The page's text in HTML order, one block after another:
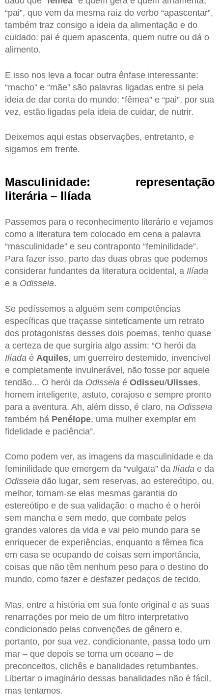
“pai”, que vem da mesma raiz do verbo “apascentar”,
também traz consigo a ideia da alimentação e do
cuidado: pai é quem apascenta, quem nutre ou dá o
alimento.
E isso nos leva a focar outra ênfase interessante:
“macho” e “mãe” são palavras ligadas entre si pela
ideia de dar conta do mundo; “fêmea” e “pai”, por sua
vez, estão ligadas pela ideia de cuidar, de nutrir.
Deixemos aqui estas observações, entretanto, e
sigamos em frente.
Masculinidade: representação
literária – Ilíada
Passemos para o reconhecimento literário e vejamos
como a literatura tem colocado em cena a palavra
“masculinidade” e seu contraponto “feminilidade”.
Para fazer isso, parto das duas obras que podemos
considerar fundantes da literatura ocidental, a Ilíada
e a Odisseia.
Se pedíssemos a alguém sem competências
específicas que traçasse sinteticamente um retrato
dos protagonistas desses dois poemas, tenho quase
a certeza de que surgiria algo assim: “O herói da
Ilíada é Aquiles, um guerreiro destemido, invencível
e completamente invulnerável, não fosse por aquele
tendão... O herói da Odisseia é Odisseu/Ulisses,
homem inteligente, astuto, corajoso e sempre pronto
para a aventura. Ah, além disso, é claro, na Odisseia
também há Penélope, uma mulher exemplar em
fidelidade e paciência”.
Como podem ver, as imagens da masculinidade e da
feminilidade que emergem da “vulgata” da Ilíada e da
Odisseia dão lugar, sem reservas, ao estereótipo, ou,
melhor, tornam-se elas mesmas garantia do
estereótipo e de sua validação: o macho é o herói
sem mancha e sem medo, que combate pelos
grandes valores da vida e vai pelo mundo para se
enriquecer de experiências, enquanto a fêmea fica
em casa se ocupando de coisas sem importância,
coisas que não têm nenhum peso para o destino do
mundo, como fazer e desfazer pedaços de tecido.
Mas, entre a história em sua fonte original e as suas
renarrações por meio de um filtro interpretativo
condicionado pelas convenções de gênero e,
portanto, por sua vez, condicionante, passa todo um
mar – que depois se torna um oceano – de
preconceitos, clichês e banalidades retumbantes.
Libertar o imaginário dessas banalidades não é fácil,
mas tentamos.